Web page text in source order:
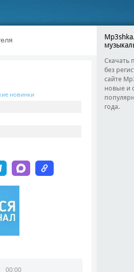
новинки
00:00
Скачать
без
сайте
новые и
года.